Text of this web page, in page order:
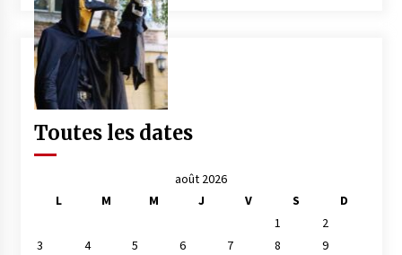
Toutes les dates
août 2026
L
M M J V S
D
1
2
3
4 5 6 7 8
9